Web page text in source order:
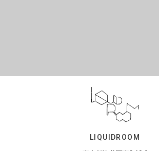
LIQUIDROOM